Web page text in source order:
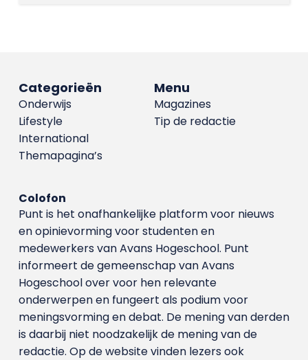
Menu
Magazines
Tip de redactie
Categorieën
Onderwijs
Lifestyle
International
Themapagina’s
Colofon
Punt is het onafhankelijke platform voor nieuws
en opinievorming voor studenten en
medewerkers van Avans Hoge­school. Punt
informeert de gemeenschap van Avans
Hogeschool over voor hen relevante
onderwerpen en fungeert als podium voor
meningsvorming en debat. De mening van derden
is daarbij niet noodzakelijk de mening van de
redactie. Op de website vinden lezers ook